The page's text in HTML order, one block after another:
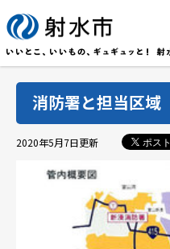
消防署と担当区域
2020年5月7日更新 ポスト